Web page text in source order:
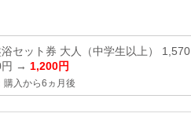
浴セット券 大人（中学生以上） 1,570
円 → 1,200円
購入から6ヵ月後